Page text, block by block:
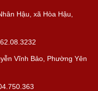
Hậu, xã Hòa Hậu,
Vĩnh Bảo, Phường Yên